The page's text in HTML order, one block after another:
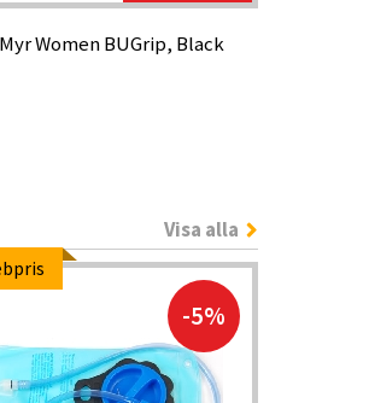
Women BUGrip, Black
Visa alla
-5%